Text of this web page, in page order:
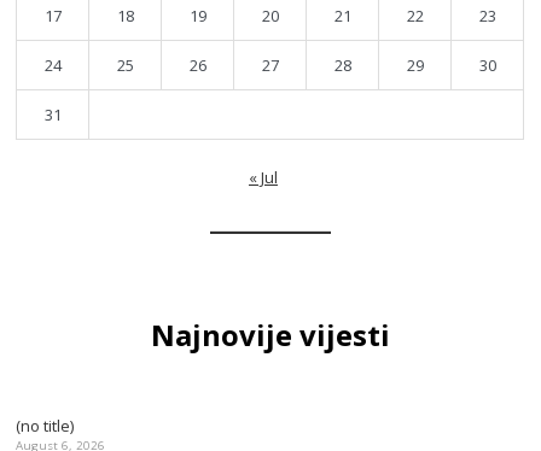
17 18 19 20 21 22 23
24 25 26 27 28 29 30
31
« Jul
Najnovije vijesti
(no title)
August 6, 2026